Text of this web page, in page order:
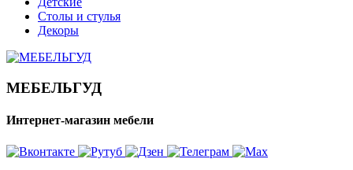
Столы и стулья
Декоры
МЕБЕЛЬГУД
Интернет-магазин мебели